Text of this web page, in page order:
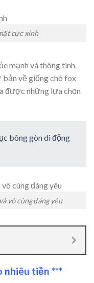
cực xinh
mạnh và thông tinh.
về giống chó fox
được những lựa chọn
bông gòn di động
vô cùng đáng yêu
nhiêu tiền ***